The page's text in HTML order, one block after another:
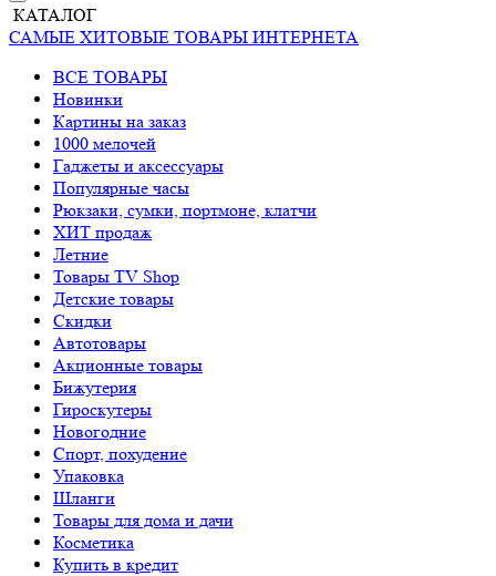
КАТАЛОГ
САМЫЕ ХИТОВЫЕ ТОВАРЫ ИНТЕРНЕТА
ВСЕ ТОВАРЫ
Новинки
Картины на заказ
1000 мелочей
Гаджеты и аксессуары
Популярные часы
Рюкзаки, сумки, портмоне, клатчи
ХИТ продаж
Летние
Товары TV Shop
Детские товары
Cкидки
Автотовары
Акционные товары
Бижутерия
Гироскутеры
Новогодние
Спорт, похудение
Упаковка
Шланги
Товары для дома и дачи
Косметика
Купить в кредит